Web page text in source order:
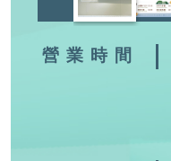
營業時間